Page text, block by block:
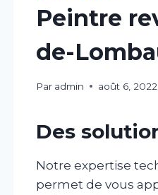
Peintre
de-
Par admin août 6, 2022
Des
Notre expertise
permet de vous